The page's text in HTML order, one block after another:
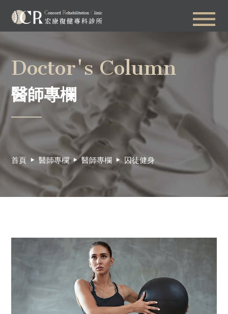
Doctor's Column
醫師專欄
首頁 醫師專欄 醫師專欄 囚徒健身